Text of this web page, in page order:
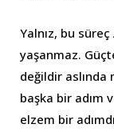
Yalnız, bu
yaşanmaz.
değildir aslında
başka bir adım
elzem bir